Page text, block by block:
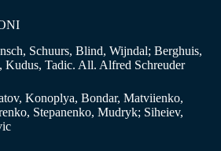
Schuurs, Blind, Wijndal; Berghuis,
Tadic. All. Alfred Schreuder
Konoplya, Bondar, Matviienko,
Stepanenko, Mudryk; Siheiev,